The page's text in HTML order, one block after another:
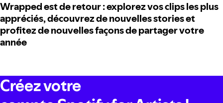
Wrapped est de retour : explorez vos clips les plus
appréciés, découvrez de nouvelles stories et
profitez de nouvelles façons de partager votre
année
Créez votre